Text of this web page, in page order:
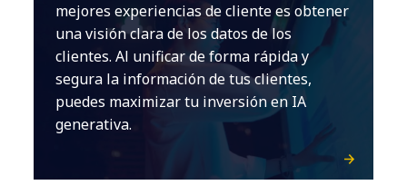
mejores experiencias de cliente es obtener
una visión clara de los datos de los
clientes. Al unificar de forma rápida y
segura la información de tus clientes,
puedes maximizar tu inversión en IA
generativa.